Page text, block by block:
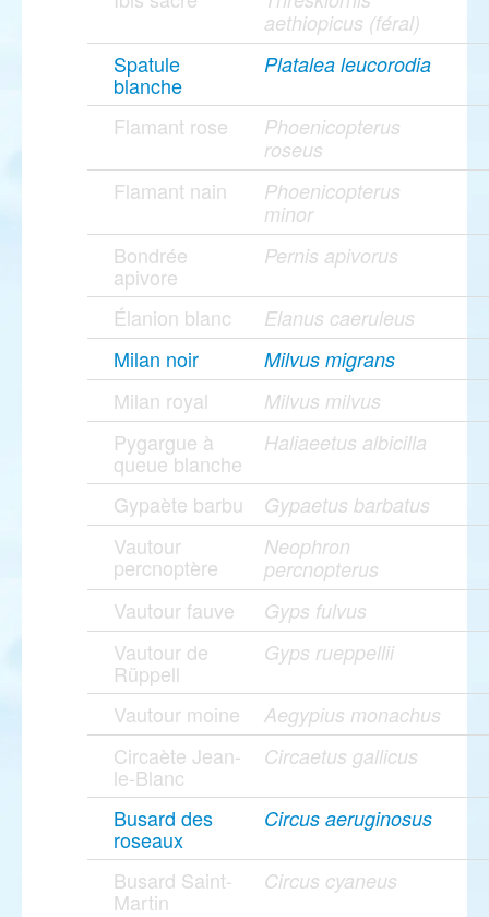
aethiopicus (féral)
Spatule
blanche
Platalea leucorodia
Flamant rose
Phoenicopterus
roseus
Flamant nain
Phoenicopterus
minor
Bondrée
apivore
Pernis apivorus
Élanion blanc Elanus caeruleus
Milan noir Milvus migrans
Milan royal Milvus milvus
Pygargue à
queue blanche
Haliaeetus albicilla
Gypaète barbu Gypaetus barbatus
Vautour
percnoptère
Neophron
percnopterus
Vautour fauve Gyps fulvus
Vautour de
Rüppell
Gyps rueppellii
Vautour moine Aegypius monachus
Circaète Jean-
le-Blanc
Circaetus gallicus
Busard des
roseaux
Circus aeruginosus
Busard Saint-
Martin
Circus cyaneus